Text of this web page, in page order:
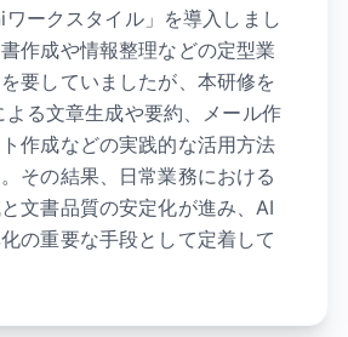
ークスタイル」を導入しまし
作成や情報整理などの定型業
要していましたが、本研修を
る文章生成や要約、メール作
作成などの実践的な活用方法
その結果、日常業務における
文書品質の安定化が進み、AI
の重要な手段として定着して